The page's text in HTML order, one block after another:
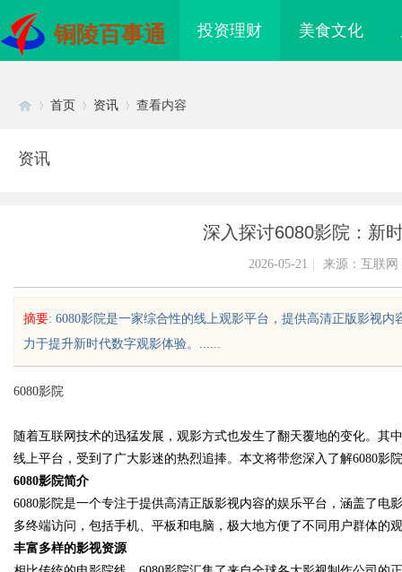
铜陵百事通 投资理财 美食文化
uz
首页 资讯 查看内容
资讯
深入探讨6080影院：新
2026-05-21 来源：互联网
摘要: 6080影院是一家综合性的线上观影平台，提供高清正版影视
力于提升新时代数字观影体验。......
6080影院
随着互联网技术的迅猛发展，观影方式也发生了翻天覆地的变化。其
线上平台，受到了广大影迷的热烈追捧。本文将带您深入了解6080影
6080影院简介
6080影院是一个专注于提供高清正版影视内容的娱乐平台，涵盖了
多终端访问，包括手机、平板和电脑，极大地方便了不同用户群体的
丰富多样的影视资源
材料全解析：焊锡
铅焊锡丝的应用与优